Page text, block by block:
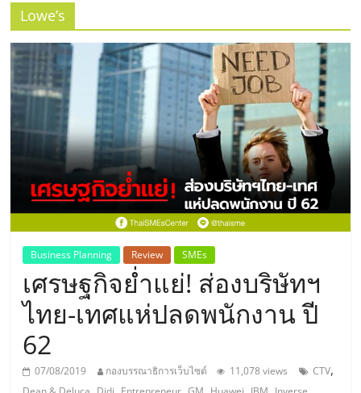
SME
แห่ง
ประเทศไทย,
ThaiSMEsCenter,
รวม
ธุรกิจ
เอ
ส
Lowe’s
Business Planning Review SMEs
เศรษฐกิจย่ำแย่! ส่องบริษัทฯ
ไทย-เทศแห่ปลดพนักงาน ปี
62
07/08/2019 กองบรรณาธิการเว็บไซต์ 11,078 views CTV,